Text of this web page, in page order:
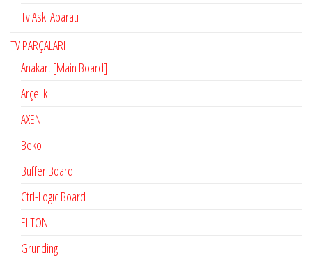
Tv Askı Aparatı
TV PARÇALARI
Anakart [Main Board]
Arçelik
AXEN
Beko
Buffer Board
Ctrl-Logıc Board
ELTON
Grunding